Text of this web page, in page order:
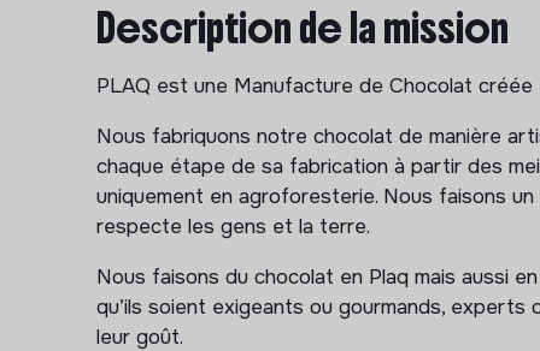
Description de la mission
PLAQ est une Manufacture de Chocolat
Nous fabriquons notre chocolat de manière
chaque étape de sa fabrication à partir des
uniquement en agroforesterie. Nous faisons
respecte les gens et la terre.
Nous faisons du chocolat en Plaq mais aussi
qu’ils soient exigeants ou gourmands,
leur goût.